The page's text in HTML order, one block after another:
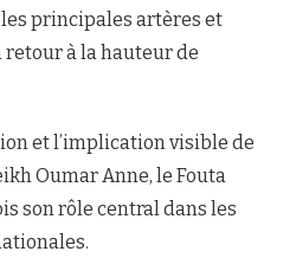
principales artères et
à la hauteur de
et l’implication visible de
Oumar Anne, le Fouta
son rôle central dans les